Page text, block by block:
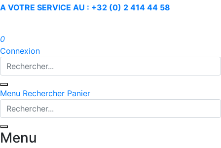
A VOTRE SERVICE AU : +32 (0) 2 414 44 58
0
Connexion
Menu Rechercher Panier
Menu